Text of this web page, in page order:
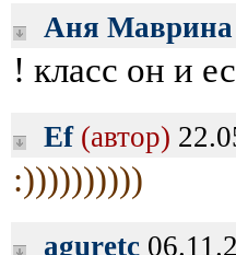
Аня Маврина
! класс он и
Ef (автор)
:))))))))))
aguretc